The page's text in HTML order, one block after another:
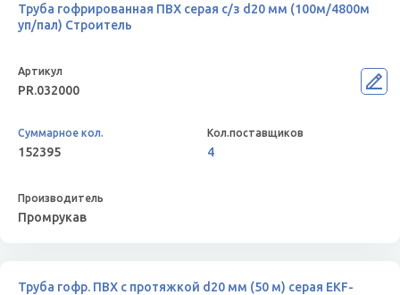
Труба гофрированная ПВХ серая с/з d20 мм (100м/4800м
уп/пал) Строитель
PR.032000
152395 4
Промрукав
Труба гофр. ПВХ с протяжкой d20 мм (50 м) серая EKF-